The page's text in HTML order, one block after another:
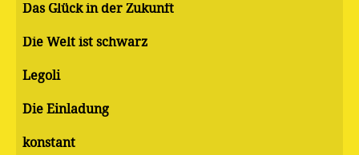
Das Glück in der Zukunft
Die Welt ist schwarz
Legoli
Die Einladung
konstant